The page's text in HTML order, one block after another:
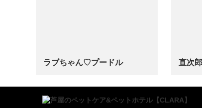
ラブちゃん♡プードル 直次